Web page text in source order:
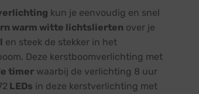
kun je eenvoudig en snel
warm witte lichtslierten over je
en steek de stekker in het
Deze kerstboomverlichting met
timer waarbij de verlichting 8 uur
LEDs in deze kerstverlichting met